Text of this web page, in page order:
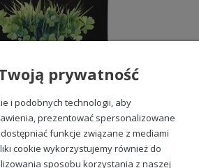
męska z nadrukiem
prywatność
i podobnych technologii, aby
prezentować spersonalizowane
funkcje związane z mediami
cookie wykorzystujemy również do
sposobu korzystania z naszej